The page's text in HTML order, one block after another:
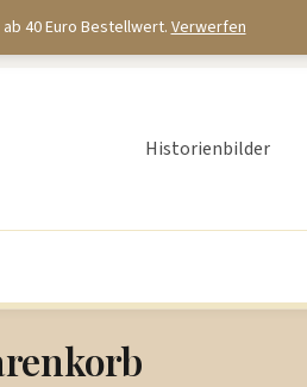
40 Euro Bestellwert.Verwerfen
Historienbilder